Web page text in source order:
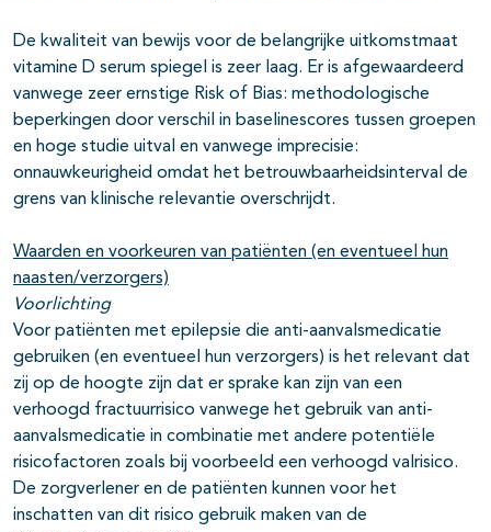
De kwaliteit van bewijs voor de belangrijke uitkomstmaat
vitamine D serum spiegel is zeer laag. Er is afgewaardeerd
vanwege zeer ernstige Risk of Bias: methodologische
beperkingen door verschil in baselinescores tussen groepen
en hoge studie uitval en vanwege imprecisie:
onnauwkeurigheid omdat het betrouwbaarheidsinterval de
grens van klinische relevantie overschrijdt.
Waarden en voorkeuren van patiënten (en eventueel hun
naasten/verzorgers)
Voorlichting
Voor patiënten met epilepsie die anti-aanvalsmedicatie
gebruiken (en eventueel hun verzorgers) is het relevant dat
zij op de hoogte zijn dat er sprake kan zijn van een
verhoogd fractuurrisico vanwege het gebruik van anti-
aanvalsmedicatie in combinatie met andere potentiële
risicofactoren zoals bij voorbeeld een verhoogd valrisico.
De zorgverlener en de patiënten kunnen voor het
inschatten van dit risico gebruik maken van de